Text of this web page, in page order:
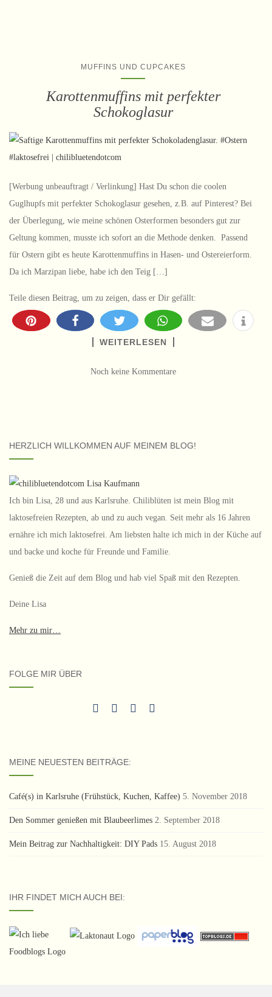
MUFFINS UND CUPCAKES
Karottenmuffins mit perfekter
Schokoglasur
[Werbung unbeauftragt / Verlinkung] Hast Du schon die coolen
Guglhupfs mit perfekter Schokoglasur gesehen, z.B. auf Pinterest? Bei
der Überlegung, wie meine schönen Osterformen besonders gut zur
Geltung kommen, musste ich sofort an die Methode denken. Passend
für Ostern gibt es heute Karottenmuffins in Hasen- und Ostereierform.
Da ich Marzipan liebe, habe ich den Teig […]
Teile diesen Beitrag, um zu zeigen, dass er Dir gefällt:
WEITERLESEN
Noch keine Kommentare
HERZLICH WILLKOMMEN AUF MEINEM BLOG!
Ich bin Lisa, 28 und aus Karlsruhe. Chiliblüten ist mein Blog mit
laktosefreien Rezepten, ab und zu auch vegan. Seit mehr als 16 Jahren
ernähre ich mich laktosefrei. Am liebsten halte ich mich in der Küche auf
und backe und koche für Freunde und Familie.
Genieß die Zeit auf dem Blog und hab viel Spaß mit den Rezepten.
Deine Lisa
Mehr zu mir…
FOLGE MIR ÜBER
MEINE NEUESTEN BEITRÄGE:
Café(s) in Karlsruhe (Frühstück, Kuchen, Kaffee) 5. November 2018
Den Sommer genießen mit Blaubeerlimes 2. September 2018
Mein Beitrag zur Nachhaltigkeit: DIY Pads 15. August 2018
IHR FINDET MICH AUCH BEI: